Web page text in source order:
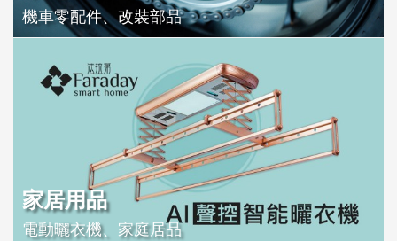
機車零配件、改裝部品
家居用品
電動曬衣機、家庭居品